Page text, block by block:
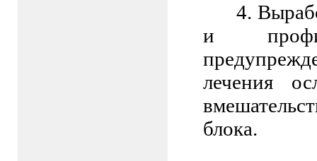
4.
и
лечения
блока.